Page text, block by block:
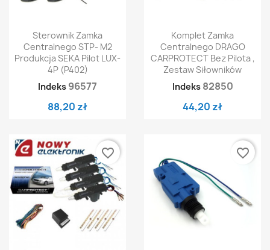
Sterownik Zamka
Centralnego STP- M2
Produkcja SEKA Pilot LUX-
4P (P402)
Indeks 96577
88,20 zł
Komplet Zamka
Centralnego DRAGO
CARPROTECT Bez Pilota ,
Zestaw Siłowników
Indeks 82850
44,20 zł
favorite_border favorite_border